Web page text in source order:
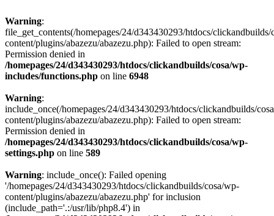
Warning:
file_get_contents(/homepages/24/d343430293/htdocs/clickandbuilds/
content/plugins/abazezu/abazezu.php): Failed to open stream:
Permission denied in
/homepages/24/d343430293/htdocs/clickandbuilds/cosa/wp-
includes/functions.php on line 6948
Warning:
include_once(/homepages/24/d343430293/htdocs/clickandbuilds/
content/plugins/abazezu/abazezu.php): Failed to open stream:
Permission denied in
/homepages/24/d343430293/htdocs/clickandbuilds/cosa/wp-
settings.php on line 589
Warning: include_once(): Failed opening
'/homepages/24/d343430293/htdocs/clickandbuilds/cosa/wp-
content/plugins/abazezu/abazezu.php' for inclusion
(include_path='.:/usr/lib/php8.4') in